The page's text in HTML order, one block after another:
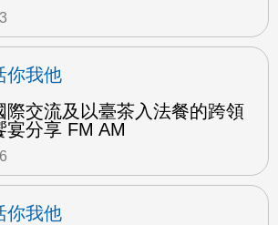
你我他
際交流及以臺茶入法餐的跨領
宴分享 FM AM
你我他